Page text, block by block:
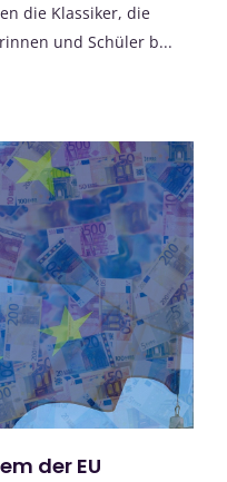
die Klassiker, die
und Schüler b...
der EU